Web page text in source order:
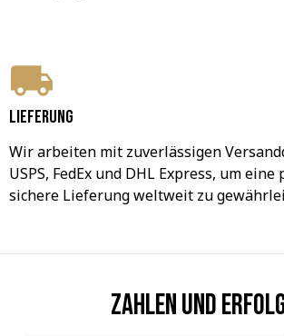
Lieferung
Wir arbeiten mit zuverlässigen
USPS, FedEx und DHL Express, um
sichere Lieferung weltweit zu
Zahlen und